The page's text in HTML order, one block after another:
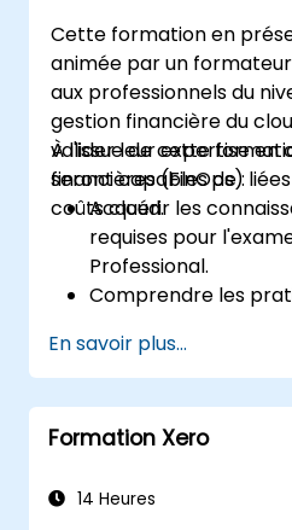
Cette formation en
animée par un
aux professionnels du
gestion financière du
valider leur expertise en
financières (FinOps)
coûts cloud.
À l'issue de cette
seront capables de :
Acquérir les
requises pour
Professional.
Comprendre les
coûts, la gestion
reporting.
Développer des
pour appliquer les
Se préparer à réussir
En savoir plus...
Formation Xero
14 Heures